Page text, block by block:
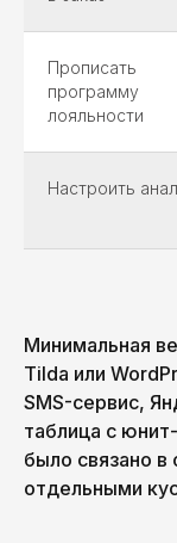
Прописать
программу
лояльности
Настроить
Минимальная
Tilda или
SMS-сервис,
таблица с
было связано
отдельными